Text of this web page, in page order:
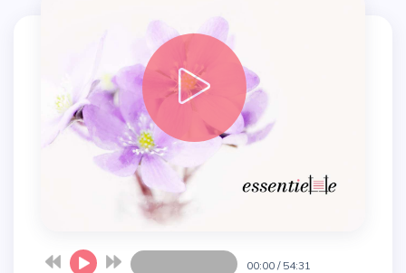
00:00 / 54:31